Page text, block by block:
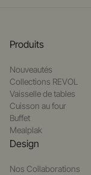
Produits
Nouveautés
Collections REVOL
Vaisselle de tables
Cuisson au four
Buffet
Mealplak
Design
Nos Collaborations